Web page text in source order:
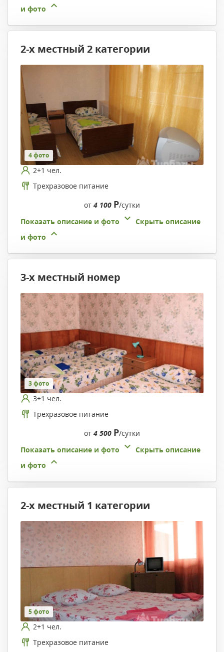
и фото
2-х местный 2 категории
4 фото
2+1 чел.
Трехразовое питание
от 4 100 Р/сутки
Показать описание и фото
Скрыть описание
и фото
3-х местный номер
3 фото
3+1 чел.
Трехразовое питание
от 4 500 Р/сутки
Показать описание и фото
Скрыть описание
и фото
2-х местный 1 категории
5 фото
2+1 чел.
Трехразовое питание